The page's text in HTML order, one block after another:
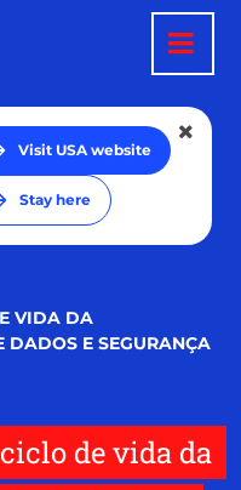
Visit USA website
Stay here
VIDA DA
DADOS E SEGURANÇA
de vida da